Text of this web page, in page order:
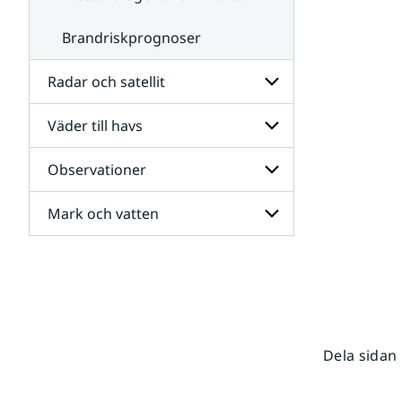
Brandriskprognoser
Radar och satellit
Undersidor
för
Radar
och
satellit
Väder till havs
Undersidor
för
Väder
till
havs
Observationer
Undersidor
för
Mark och vatten
Dela sidan